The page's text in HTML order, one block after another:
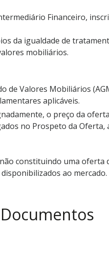
Financeiro,
da igualdade de
mobiliários.
de Valores Mobiliários
aplicáveis.
o preço da
no Prospeto da
constituindo uma oferta
ao mercado.
Documentos